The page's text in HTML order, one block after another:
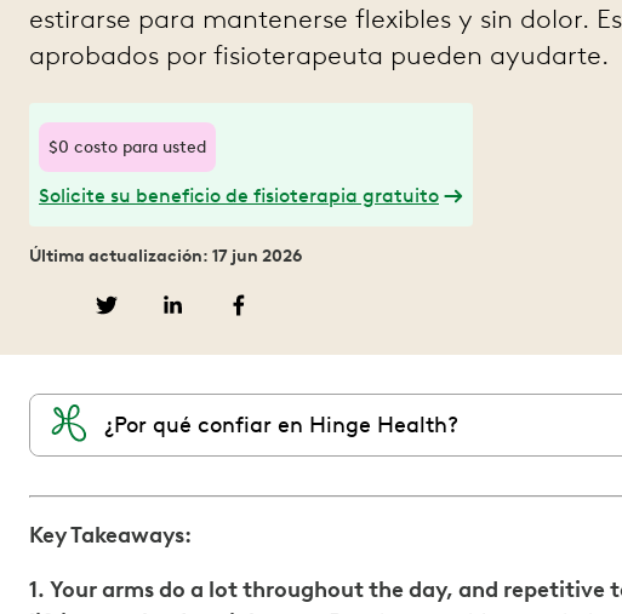
estirarse para mantenerse flexibles y sin dolor.
aprobados por fisioterapeuta pueden ayudarte.
$0 costo para usted
Solicite su beneficio de fisioterapia gratuito
Última actualización: 17 jun 2026
¿Por qué confiar en Hinge Health?
Key Takeaways:
1. Your arms do a lot throughout the day, and repetitive